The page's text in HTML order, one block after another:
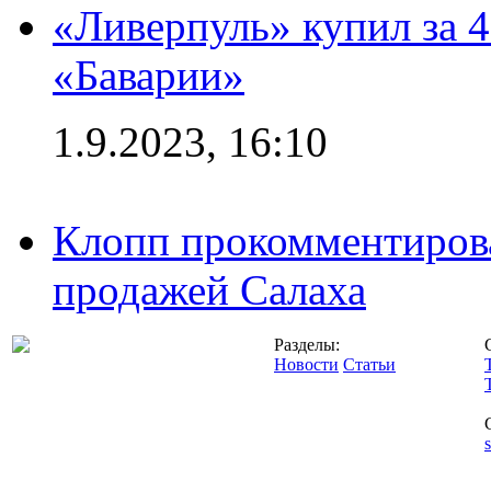
«Ливерпуль» купил за
«Баварии»
1.9.2023, 16:10
Клопп
продажей Салаха
Разделы:
Новости Статьи